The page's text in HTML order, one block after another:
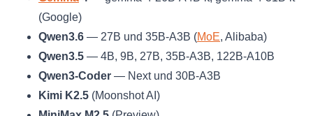
(Google)
Qwen3.6 — 27B und 35B-A3B (MoE, Alibaba)
Qwen3.5 — 4B, 9B, 27B, 35B-A3B, 122B-A10B
Qwen3-Coder — Next und 30B-A3B
Kimi K2.5 (Moonshot AI)